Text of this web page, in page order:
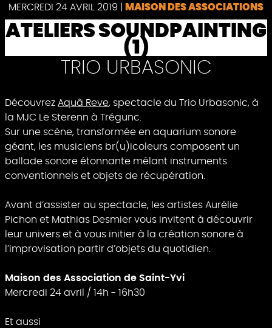
Pause
MERCREDI 24 AVRIL 2019 MAISON DES ASSOCIATIONS
ATELIERS SOUNDPAINTING
(1)
TRIO URBASONIC
Découvrez Aquâ Reve, spectacle du Trio Urbasonic, à
la MJC Le Sterenn à Trégunc.
Sur une scène, transformée en aquarium sonore
géant, les musiciens br(u)icoleurs composent un
ballade sonore étonnante mêlant instruments
conventionnels et objets de récupération.
Avant d’assister au spectacle, les artistes Aurélie
Pichon et Mathias Desmier vous invitent à découvrir
leur univers et à vous initier à la création sonore à
l’improvisation partir d’objets du quotidien.
Maison des Association de Saint-Yvi
Mercredi 24 avril / 14h - 16h30
Et aussi